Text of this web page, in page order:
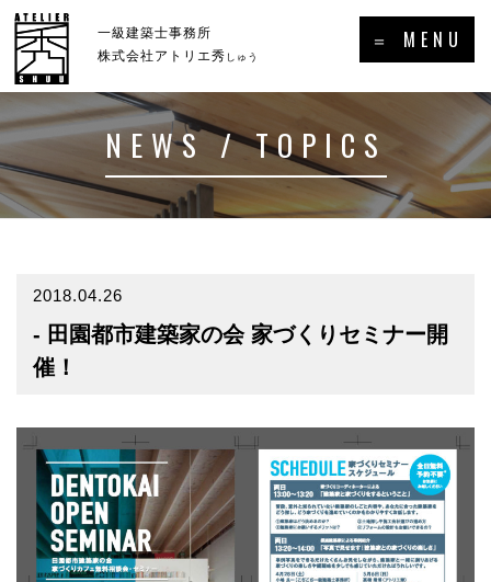
＝ MENU
一級建築士事務所
株式会社アトリエ秀 しゅう ×
ホーム
－HOME
新着情報・トピックス
事業案内
－SERVICE
プロフィール
メディア掲載・出演・講演等
NEWS / TOPICS
2018.04.26
- 田園都市建築家の会 家づくりセミナー開
催！